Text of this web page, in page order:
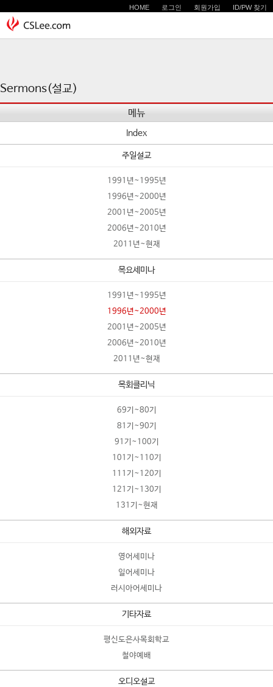
HOME 로그인 회원가입 ID/PW 찾기
Sermons(설교)
메뉴
Index
주일설교
1991년~1995년
1996년~2000년
2001년~2005년
2006년~2010년
2011년~현재
목요세미나
1991년~1995년
1996년~2000년
2001년~2005년
2006년~2010년
2011년~현재
목회클리닉
69기~80기
81기~90기
91기~100기
101기~110기
111기~120기
121기~130기
131기~현재
해외자료
영어세미나
일어세미나
러시아어세미나
기타자료
평신도은사목회학교
철야예배
오디오설교